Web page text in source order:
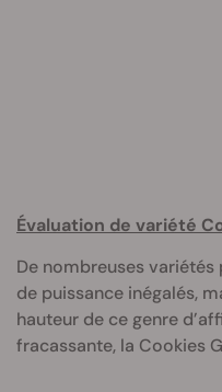
Évaluation de variété
De nombreuses
de puissance inégalés,
hauteur de ce genre
fracassante, la Cookies